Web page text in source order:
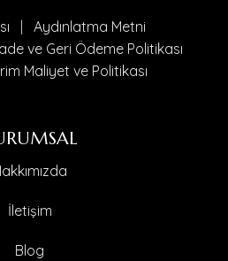
|Aydınlatma Metni
ve Geri Ödeme Politikası
Maliyet ve Politikası
İletişim
Blog